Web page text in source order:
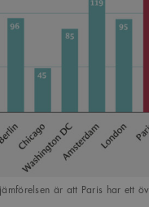
är att Paris har ett